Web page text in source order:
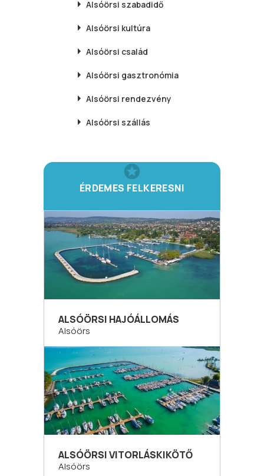
Alsóörsi szabadidő
Alsóörsi kultúra
Alsóörsi család
Alsóörsi gasztronómia
Alsóörsi rendezvény
Alsóörsi szállás
ÉRDEMES FELKERESNI
ALSÓÖRSI HAJÓÁLLOMÁS
Alsóörs
ALSÓÖRSI VITORLÁSKIKÖTŐ
Alsóörs